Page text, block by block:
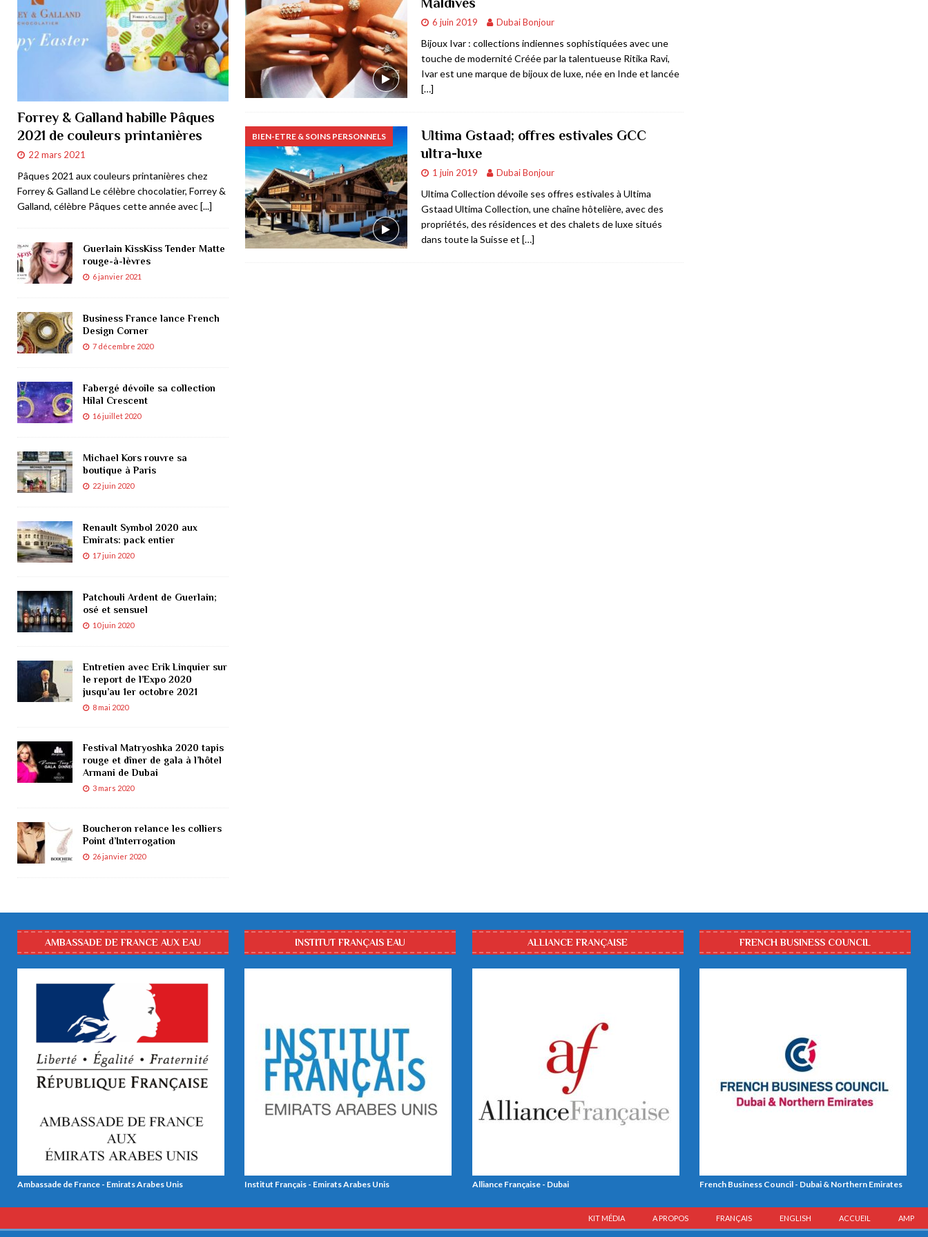
6 juin 2019 Dubai Bonjour
Bijoux Ivar : collections indiennes sophistiquées avec une
touche de modernité Créée par la talentueuse Ritika Ravi,
Ivar est une marque de bijoux de luxe, née en Inde et lancée
[…]
BIEN-ETRE & SOINS PERSONNELS
Ultima Gstaad; offres estivales GCC
ultra-luxe
1 juin 2019 Dubai Bonjour
Ultima Collection dévoile ses offres estivales à Ultima
Gstaad Ultima Collection, une chaîne hôtelière, avec des
propriétés, des résidences et des chalets de luxe situés
dans toute la Suisse et […]
Forrey & Galland habille Pâques
2021 de couleurs printanières
22 mars 2021
Pâques 2021 aux couleurs printanières chez
Forrey & Galland Le célèbre chocolatier, Forrey &
Galland, célèbre Pâques cette année avec[...]
Guerlain KissKiss Tender Matte
rouge-à-lèvres
6 janvier 2021
Business France lance French
Design Corner
7 décembre 2020
Fabergé dévoile sa collection
Hilal Crescent
16 juillet 2020
Michael Kors rouvre sa
boutique à Paris
22 juin 2020
Renault Symbol 2020 aux
Emirats: pack entier
17 juin 2020
Patchouli Ardent de Guerlain;
osé et sensuel
10 juin 2020
Entretien avec Erik Linquier sur
le report de l’Expo 2020
jusqu’au 1er octobre 2021
8 mai 2020
Festival Matryoshka 2020 tapis
rouge et dîner de gala à l’hôtel
Armani de Dubai
3 mars 2020
Boucheron relance les colliers
Point d’Interrogation
26 janvier 2020
AMBASSADE DE FRANCE AUX EAU
Ambassade de France - Emirats Arabes Unis
INSTITUT FRANÇAIS EAU
Institut Français - Emirats Arabes Unis
ALLIANCE FRANÇAISE
Alliance Française - Dubai
FRENCH BUSINESS COUNCIL
French Business Council - Dubai & Northern Emirates
KIT MÉDIA A PROPOS FRANÇAIS ENGLISH ACCUEIL AMP